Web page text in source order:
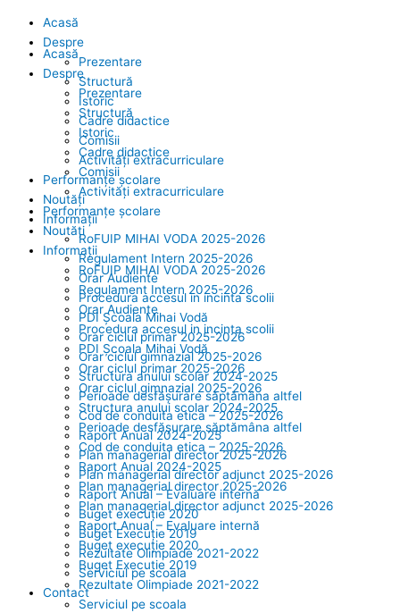
Acasă
Despre
Prezentare
Structură
Istoric
Cadre didactice
Comisii
Activități extracurriculare
Performanțe școlare
Noutăți
Informații
RoFUIP MIHAI VODA 2025-2026
Regulament Intern 2025-2026
Orar Audiente
Procedura accesul in incinta scolii
PDI Școala Mihai Vodă
Orar ciclul primar 2025-2026
Orar ciclul gimnazial 2025-2026
Structura anului scolar 2024-2025
Perioade desfășurare săptămâna altfel
Cod de conduita etica – 2025-2026
Raport Anual 2024-2025
Plan managerial director 2025-2026
Plan managerial director adjunct 2025-2026
Raport Anual – Evaluare internă
Buget execuție 2020
Buget Execuție 2019
Rezultate Olimpiade 2021-2022
Serviciul pe scoala
Acasă
Despre
Prezentare
Structură
Istoric
Cadre didactice
Comisii
Activități extracurriculare
Performanțe școlare
Noutăți
Informații
RoFUIP MIHAI VODA 2025-2026
Regulament Intern 2025-2026
Orar Audiente
Procedura accesul in incinta scolii
PDI Școala Mihai Vodă
Orar ciclul primar 2025-2026
Orar ciclul gimnazial 2025-2026
Structura anului scolar 2024-2025
Perioade desfășurare săptămâna altfel
Cod de conduita etica – 2025-2026
Raport Anual 2024-2025
Plan managerial director 2025-2026
Plan managerial director adjunct 2025-2026
Raport Anual – Evaluare internă
Buget execuție 2020
Buget Execuție 2019
Rezultate Olimpiade 2021-2022
Serviciul pe scoala
Contact